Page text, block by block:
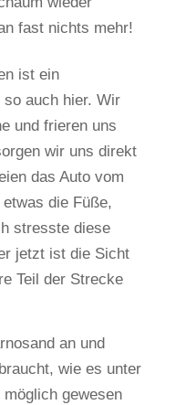
fast nichts mehr!
ist ein
auch hier. Wir
und frieren uns
wir uns direkt
das Auto vom
die Füße,
stresste diese
jetzt ist die Sicht
Teil der Strecke
an und
wie es unter
gewesen